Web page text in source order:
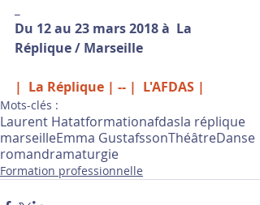
Du 12 au 23 mars 2018 à  La
Réplique / Marseille
| La Réplique | -- | L'AFDAS |
Mots-clés :
Laurent Hatatformationafdasla réplique
marseilleEmma GustafssonThéâtreDanse
romandramaturgie
Formation professionnelle